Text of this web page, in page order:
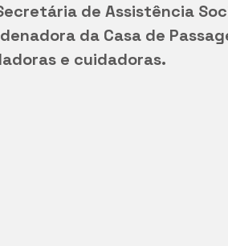
de Assistência
da Casa de
e cuidadoras.